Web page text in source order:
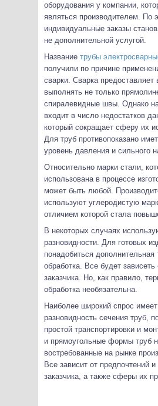
оборудования у компании,
являться производителем. По
индивидуальные заказы
не дополнительной услугой.
Название трубы
получили по причине
сварки. Сварка предоставляет
выполнять не только
спиралевидные швы. Однако
входит в число недостатков
который сокращает сферу их
Для труб противопоказано
уровень давления и сильного
Относительно марки стали,
использована в процессе
может быть любой.
используют углеродистую
отличием которой стала
В некоторых случаях
разновидности. Для готовых
понадобиться дополнительная
обработка. Все будет зависеть
заказчика. Но, как правило,
обработка необязательна.
Наиболее широкий спрос
разновидность сечения труб,
простой транспортировки и
и прямоугольные формы труб
востребованные на рынке
Все зависит от предпочтений и
заказчика, а также сферы их